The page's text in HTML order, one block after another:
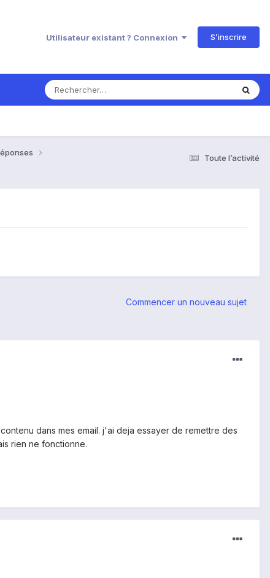
Utilisateur existant ? Connexion S’inscrire
Toute l’activité
Commencer un nouveau sujet
dans mes email. j'ai deja essayer de remettre des
rien ne fonctionne.